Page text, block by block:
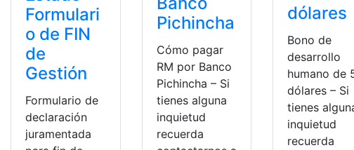
Formulari
o de FIN
de
Gestión
Formulario de
declaración
juramentada
Pichincha
Cómo pagar
RM por Banco
Pichincha – Si
tienes alguna
inquietud
recuerda
dólares
Bono de
desarrollo
humano de
dólares – Si
tienes
inquietud
recuerda